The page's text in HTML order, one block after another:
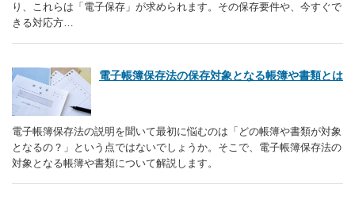
り、これらは「電子保存」が求められます。その保存要件や、今すぐで
きる対応方…
電子帳簿保存法の保存対象となる帳簿や書類とは
電子帳簿保存法の説明を聞いて最初に悩むのは「どの帳簿や書類が対象
となるの？」という点ではないでしょうか。そこで、電子帳簿保存法の
対象となる帳簿や書類について解説します。